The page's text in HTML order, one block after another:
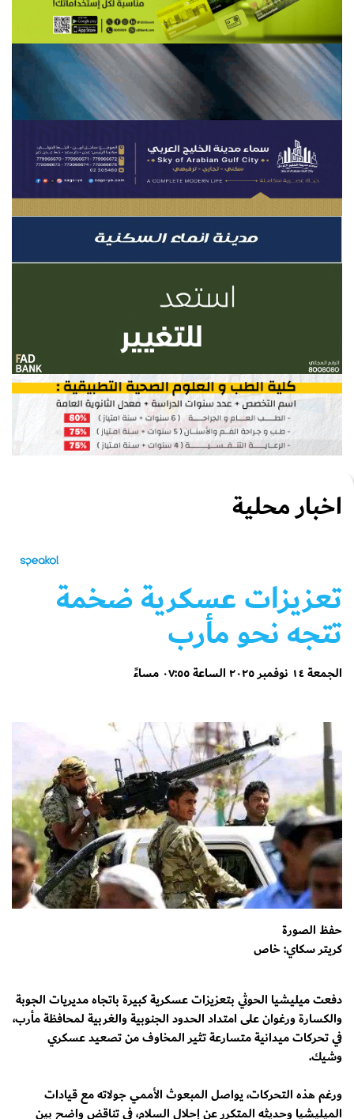
اخبار محلية
تعزيزات عسكرية ضخمة
تتجه نحو مأرب
الجمعة ١٤ نوفمبر ٢٠٢٥ الساعة ٠٧:٥٥ مساءً
حفظ الصورة
كريتر سكاي: خاص
دفعت ميليشيا الحوثي بتعزيزات عسكرية كبيرة باتجاه مديريات الجوبة
والكسارة ورغوان على امتداد الحدود الجنوبية والغربية لمحافظة مأرب،
في تحركات ميدانية متسارعة تثير المخاوف من تصعيد عسكري
وشيك.
ورغم هذه التحركات، يواصل المبعوث الأممي جولاته مع قيادات
الميليشيا وحديثه المتكرر عن إحلال السلام، في تناقض واضح بين